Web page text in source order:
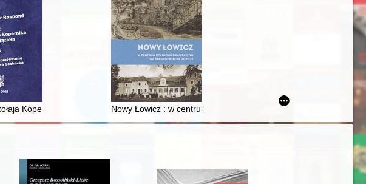
lokalnego mieszczaństwa w 2. poł. XIX w
Kopernika z rodu ŚlązakaNowy Łowicz : w centrum poligonu drawskiego od średniowiecza